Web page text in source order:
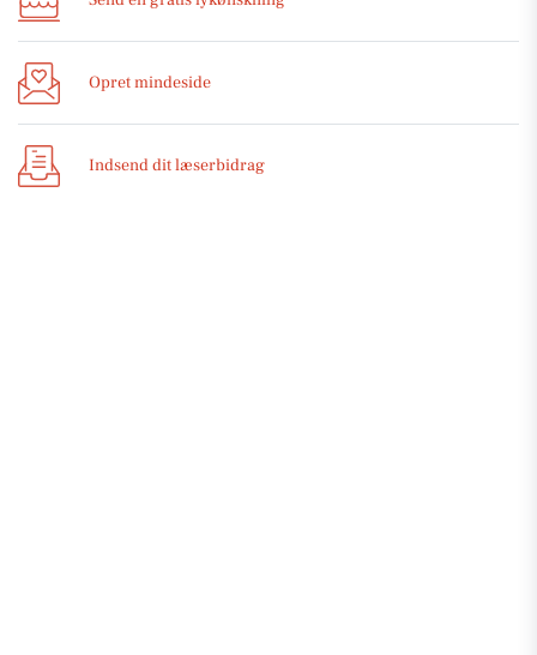
Opret mindeside
Indsend dit læserbidrag